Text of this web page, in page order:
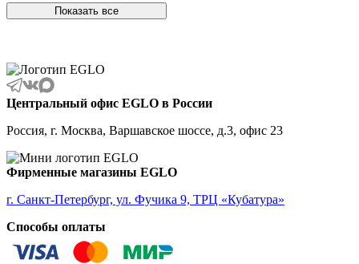
ALBARACCIN
ALCUDIA
ALDERNEY
ALMANZORA
ALMEIDA
ALMEIDA 2
ALMONTE
ALMUDAINA
ALOBRASE
ALSAGER
ALVEZ
AMADORA
AMAKUSA
Показать все
Центральный офис EGLO в России
Россия, г. Москва, Варшавское шоссе, д.3, офис 23
Фирменные магазины EGLO
г. Санкт-Петербург, ул. Фучика 9, ТРЦ «Кубатура»
Способы оплаты